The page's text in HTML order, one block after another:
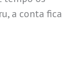
a conta fica